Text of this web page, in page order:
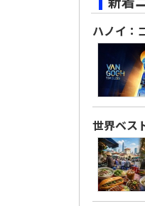
ハノイ：
世界ベス